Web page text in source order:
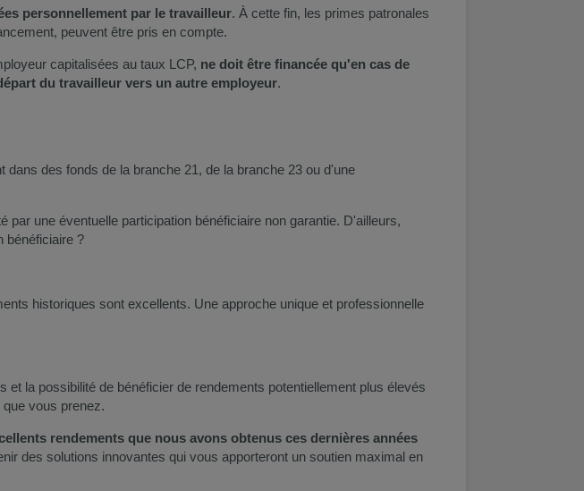
personnellement par le travailleur. À cette fin, les primes patronales
peuvent être pris en compte.
capitalisées au taux LCP, ne doit être financée qu'en cas de
du travailleur vers un autre employeur.
des fonds de la branche 21, de la branche 23 ou d'une
une éventuelle participation bénéficiaire non garantie. D'ailleurs,
bénéficiaire ?
historiques sont excellents. Une approche unique et professionnelle
la possibilité de bénéficier de rendements potentiellement plus élevés
vous prenez.
rendements que nous avons obtenus ces dernières années
des solutions innovantes qui vous apporteront un soutien maximal en